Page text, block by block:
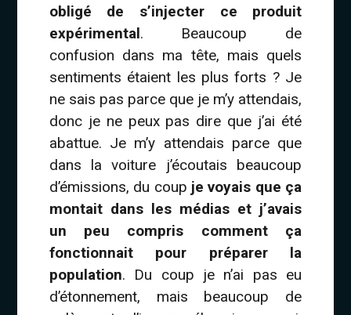
obligé de s’injecter ce produit
expérimental. Beaucoup de
confusion dans ma tête, mais quels
sentiments étaient les plus forts ? Je
ne sais pas parce que je m’y attendais,
donc je ne peux pas dire que j’ai été
abattue. Je m’y attendais parce que
dans la voiture j’écoutais beaucoup
d’émissions, du coup je voyais que ça
montait dans les médias et j’avais
un peu compris comment ça
fonctionnait pour préparer la
population. Du coup je n’ai pas eu
d’étonnement, mais beaucoup de